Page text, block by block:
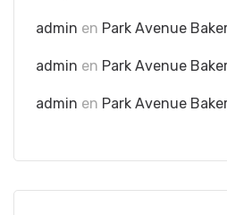
admin en Park Avenue
admin en Park Avenue
admin en Park Avenue